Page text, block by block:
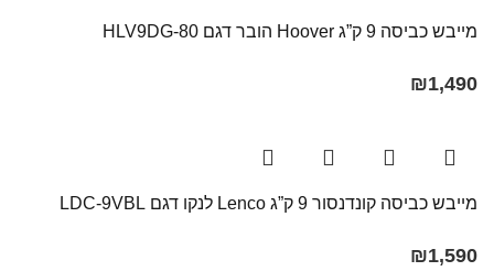
מייבש כביסה 9 ק”ג Hoover הובר דגם HLV9DG-80
₪1,490
מייבש כביסה קונדנסור 9 ק”ג Lenco לנקו דגם LDC-9VBL
₪1,590